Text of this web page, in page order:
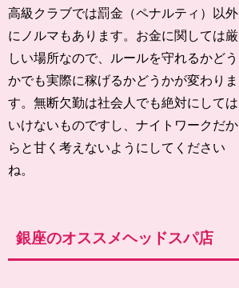
高級クラブでは罰金（ペナルティ）以外
にノルマもあります。お金に関しては厳
しい場所なので、ルールを守れるかどう
かでも実際に稼げるかどうかが変わりま
す。無断欠勤は社会人でも絶対にしては
いけないものですし、ナイトワークだか
らと甘く考えないようにしてください
ね。
銀座のオススメヘッドスパ店